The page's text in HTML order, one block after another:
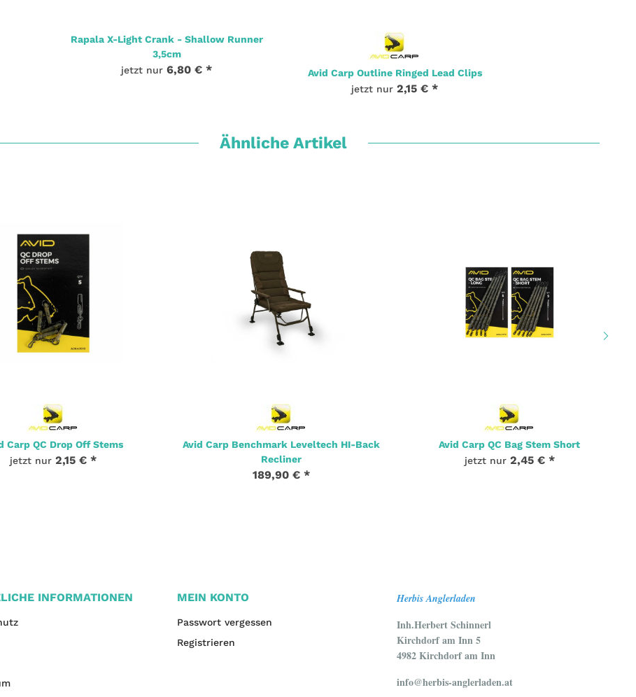
Rapala X-Light Crank - Shallow Runner
3,5cm
jetzt nur 6,80 € *
Avid Carp Outline Ringed Lead Clips
jetzt nur 2,15 € *
Ähnliche Artikel
Carp QC Drop Off Stems
jetzt nur 2,15 € *
Avid Carp Benchmark Leveltech HI-Back
Recliner
189,90 € *
Avid Carp QC Bag Stem Short
jetzt nur 2,45 € *
INFORMATIONEN MEIN KONTO
Passwort vergessen
Registrieren
Herbis Anglerladen
Inh.Herbert Schinnerl
Kirchdorf am Inn 5
4982 Kirchdorf am Inn
info@herbis-anglerladen.at